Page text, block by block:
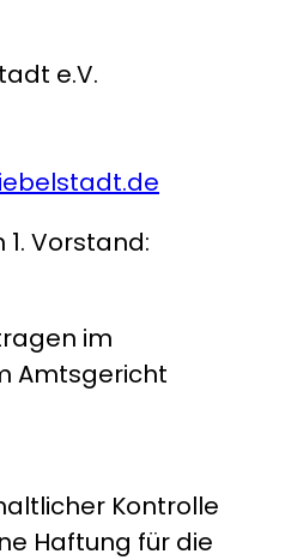
e.V.
Vorstand:
im
Amtsgericht
Kontrolle
Haftung für die